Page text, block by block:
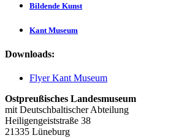
Bildende Kunst
Kant Museum
Downloads:
Flyer Kant Museum
Ostpreußisches Landesmuseum
mit Deutschbaltischer Abteilung
Heiligengeiststraße 38
21335 Lüneburg